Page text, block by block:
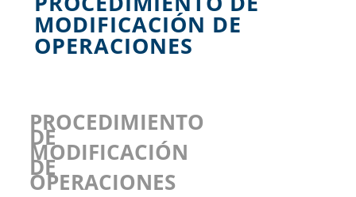
MODIFICACIÓN DE
OPERACIONES
PROCEDIMIENTO
DE
MODIFICACIÓN
DE
OPERACIONES